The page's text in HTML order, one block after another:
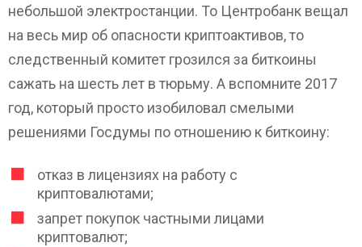
небольшой электростанции. То Центробанк вещал
на весь мир об опасности криптоактивов, то
следственный комитет грозился за биткоины
сажать на шесть лет в тюрьму. А вспомните 2017
год, который просто изобиловал смелыми
решениями Госдумы по отношению к биткоину:
отказ в лицензиях на работу с
криптовалютами;
запрет покупок частными лицами
криптовалют;